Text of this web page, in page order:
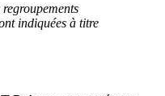
indiquées à titre